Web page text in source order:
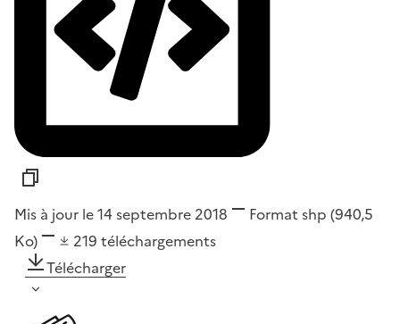
Mis à jour le 14 septembre 2018 Format shp (940,5
Ko)
219 téléchargements
Télécharger